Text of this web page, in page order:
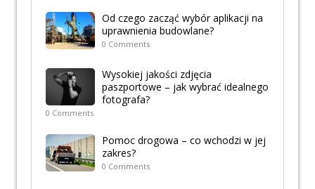
Od czego zacząć wybór aplikacji na
uprawnienia budowlane?
0 Comments
Wysokiej jakości zdjęcia
paszportowe – jak wybrać idealnego
fotografa?
0 Comments
Pomoc drogowa – co wchodzi w jej
zakres?
0 Comments